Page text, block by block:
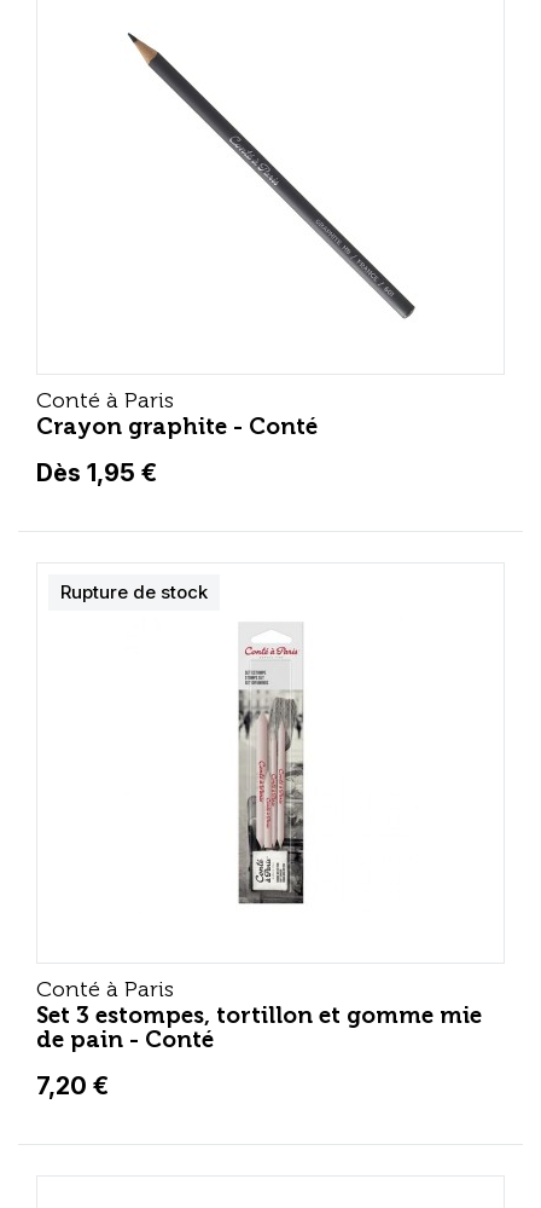
Conté à Paris
Crayon graphite - Conté
Dès 1,95 €
Conté à Paris
Set 3 estompes, tortillon et gomme mie
de pain - Conté
7,20 €
Rupture de stock